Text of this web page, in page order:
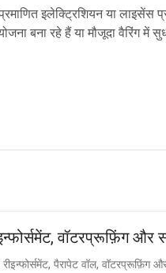
इलेक्ट्रिशियन या
बना रहे हैं या मौजूदा वैरिंग में
वॉटरप्रूफ़िंग और
पैरापेट वॉल,